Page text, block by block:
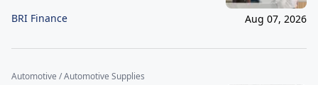
BRI Finance Aug 07, 2026
Automotive / Automotive Supplies